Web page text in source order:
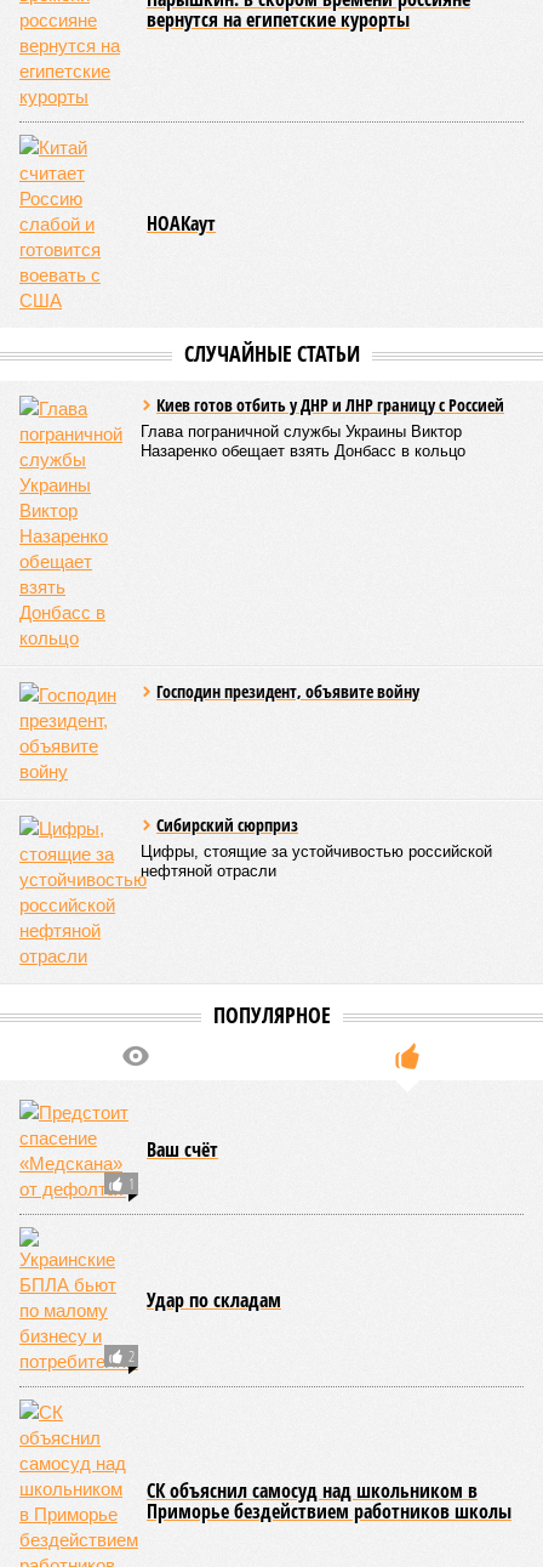
дольщики не видят. Ни Capital Group, ни кураторы
строительства не подтверждают ни соблюдения графика
строительства, ни объёма фактически выполненных работ.
Напрашивается закономерный вопрос: если
декларируемая «Capital Group модель (достраивать
проблемные объекты SSD») сработала на
Лосиноостровской, почему она не масштабируется на
Люблино? И означает ли отсутствие техники на площадке,
что в реальности подрядчик по «Станции Л» ещё даже не
определён?
2025–2026 годах, похоже, не изменили ситуацию.
называть даже ориентировочные сроки» , – рассказывают
Казалось бы, формально ответственность по
достраиванию объекта распределена. Seven Suns
Development – банкрот, часть его структур признана
несостоятельной ещё в 2024 году, бенефициар компании
находится под следствием по ст. 200.3 УК РФ. Достройку
проблемных объектов группы – «Станции Л», «Сказочного
леса» и «В стремлении к свету», согласно информации на
сайтах Capital Group, осенью 2024 г. взяла на себя. Два из
трёх объектов уже сданы или близки к сдаче. Третий –
«Станция Л», крупнейший по числу пострадавших
дольщиков (3908 квартир в пяти корпусах) – по факту
остаётся стройплощадкой без стройки. Возникает вопрос:
распространяется ли договорённость 2024 года на
«Станцию Л» в полном объёме или приоритет отдан
объектам мешей сложности и меньшего масштаба?
Источник: https://avaho.ru/novostroyka/moskva/uvao/lyublino/svetlyy-mir-
stantsiya-l/9303640/?ysclid=msemqdok6w326352116
Если да, то на каком основании декларируются конкретные
даты сдачи жилого комплекса (декабрь 2026 – март 2028),
если фаза активных строительных работ, если судить по
фигурироватьв объявлениях о продаже квартир на
профильных порталах.
время давно измеряется не календарём, а очередными
переносами ожиданий. И пока на профильных порталах
продолжают указывать даты сдачи, главным индикатором
остается сама стройка. Если на ней по-прежнему не видно
признаков масштабных работ, то неизбежно возникает
вопрос: не превращаются ли сроки ввода в декларацию,
которая все больше расходится с реальным положением
дел? Именно на этот вопрос сегодня больше всего ждут
ответа дольщики ЖК «Станция Л».
Украинскому
кандидату в
конгресс США
запретили
приходить на пляж
после драки
Астану назвали
бесперспективными